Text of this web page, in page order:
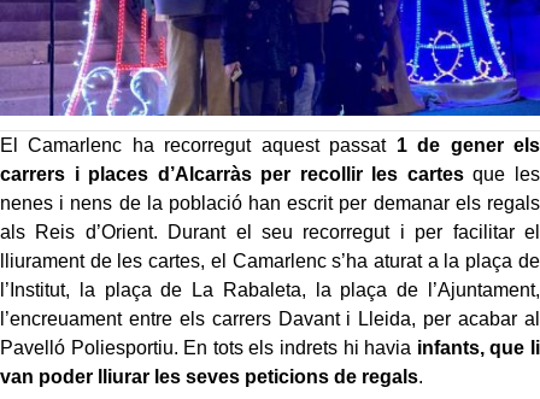
El Camarlenc ha recorregut aquest passat1 de gener els
carrers i places d’Alcarràs per recollir les cartesque les
nenes i nens de la població han escrit per demanar els regals
als Reis d’Orient. Durant el seu recorregut i per facilitar el
lliurament de les cartes, el Camarlenc s’ha aturat a la plaça de
l’Institut, la plaça de La Rabaleta, la plaça de l’Ajuntament,
l’encreuament entre els carrers Davant i Lleida, per acabar al
Pavelló Poliesportiu. En tots els indrets hi havia infants, que li
van poder lliurar les seves peticions de regals.